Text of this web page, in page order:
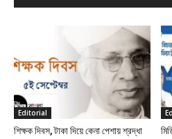
Editorial
শিক্ষক দিবস, টাকা দিয়ে কেনা পেশায় শ্রদ্ধা